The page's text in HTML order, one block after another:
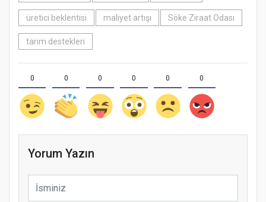
üretici beklentisi maliyet artışı Söke Ziraat Odası
tarım destekleri
0 0 0 0 0 0
Yorum Yazın